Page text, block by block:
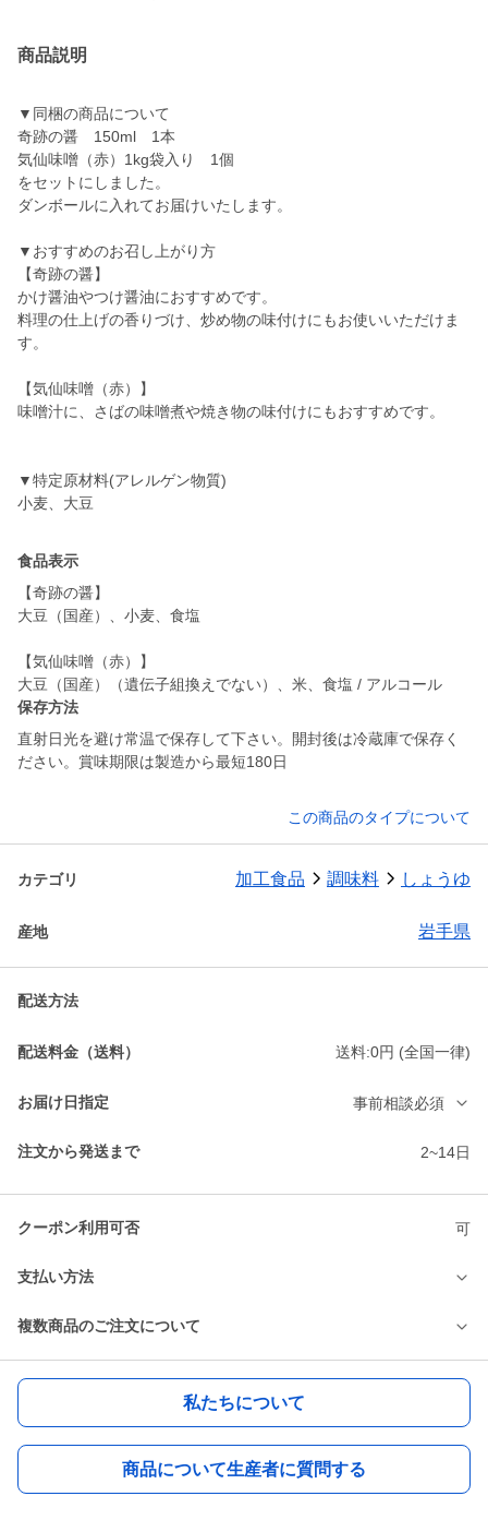
商品説明
▼同梱の商品について
奇跡の醤 150ml 1本
気仙味噌（赤）1kg袋入り 1個
をセットにしました。
ダンボールに入れてお届けいたします。
▼おすすめのお召し上がり方
【奇跡の醤】
かけ醤油やつけ醤油におすすめです。
料理の仕上げの香りづけ、炒め物の味付けにもお使いいただけま
す。
【気仙味噌（赤）】
味噌汁に、さばの味噌煮や焼き物の味付けにもおすすめです。
▼特定原材料(アレルゲン物質)
小麦、大豆
食品表示
【奇跡の醤】
大豆（国産）、小麦、食塩
【気仙味噌（赤）】
大豆（国産）（遺伝子組換えでない）、米、食塩 / アルコール
保存方法
直射日光を避け常温で保存して下さい。開封後は冷蔵庫で保存く
ださい。賞味期限は製造から最短180日
この商品のタイプについて
カテゴリ 加工食品 調味料 しょうゆ
産地 岩手県
配送方法
配送料金（送料） 送料:0円 (全国一律)
お届け日指定 事前相談必須
注文から発送まで 2~14日
クーポン利用可否 可
支払い方法
複数商品のご注文について
私たちについて
商品について生産者に質問する